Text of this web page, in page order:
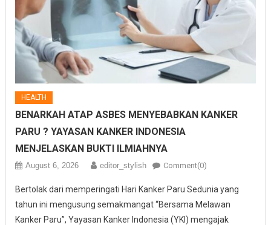
HEALTH
BENARKAH ATAP ASBES MENYEBABKAN KANKER
PARU ? YAYASAN KANKER INDONESIA
MENJELASKAN BUKTI ILMIAHNYA
August 6, 2026 editor_stylish Comment(0)
Bertolak dari memperingati Hari Kanker Paru Sedunia yang
tahun ini mengusung semakmangat “Bersama Melawan
Kanker Paru”, Yayasan Kanker Indonesia (YKI) mengajak